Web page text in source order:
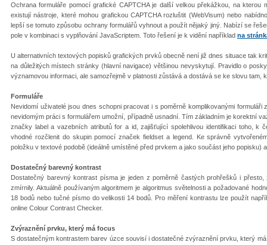
Ochrana formuláře pomocí grafické CAPTCHA je další velkou překážkou, na
existují nástroje, které mohou grafickou CAPTCHA rozluštit (WebVisum) nebo
lepší se tomuto způsobu ochrany formulářů vyhnout a použít nějaký jiný. Nabízí se
pole v kombinaci s vyplňování JavaScriptem. Toto řešení je k vidění například na
U alternativních textových popisků grafických prvků obecně není již dnes situace tak
na důležitých místech stránky (hlavní navigace) většinou nevyskytují. Pravidlo o
významovou informaci, ale samozřejmě v platnosti zůstává a dostává se ke slovu tam,
Formuláře
Nevidomí uživatelé jsou dnes schopni pracovat i s poměrně komplikovanými
nevidomým práci s formulářem umožní, případně usnadní. Tím základním je korektní
značky label a vazebních atributů for a id, zajišťující spolehlivou identifikaci toho, k
vhodné rozčlenit do skupin pomocí značek fieldset a legend. Ke správně
položku v textové podobě (ideálně umístěné před prvkem a jako součást jeho popisku)
Dostatečný barevný kontrast
Dostatečný barevný kontrast písma je jeden z poměrně častých prohřešků i
zmírnily. Aktuálně používaným algoritmem je algoritmus světelnosti a požadované
18 bodů nebo tučné písmo do velikosti 14 bodů. Pro měření kontrastu lze použít
online Colour Contrast Checker.
Zvýraznění prvku, který má focus
S dostatečným kontrastem barev úzce souvisí i dostatečné zvýraznění prvku, který